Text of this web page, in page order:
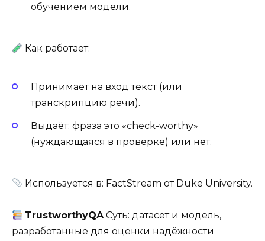
обучением модели.
Как работает:
Принимает на вход текст (или
транскрипцию речи).
Выдаёт: фраза это «check-worthy»
(нуждающаяся в проверке) или нет.
Используется в: FactStream от Duke University.
TrustworthyQAСуть: датасет и модель,
разработанные для оценки надёжности